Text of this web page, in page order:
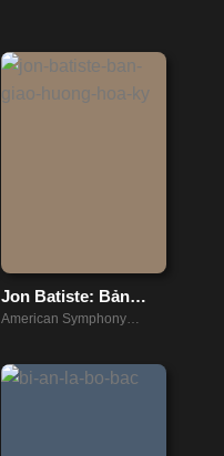
Jon Batiste: Bản
Giao Hưởng Hoa Kỳ
American Symphony